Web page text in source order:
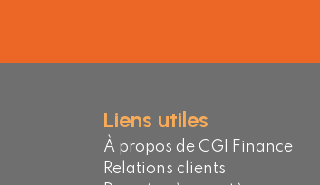
Liens utiles
À propos de CGI Finance
Relations clients